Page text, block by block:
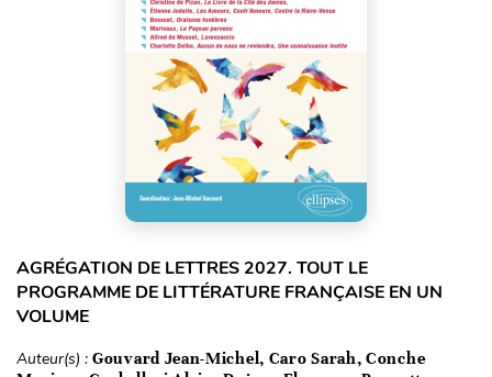
AGRÉGATION DE LETTRES 2027. TOUT LE
PROGRAMME DE LITTÉRATURE FRANÇAISE EN UN
VOLUME
Auteur(s) : Gouvard Jean-Michel, Caro Sarah, Conche